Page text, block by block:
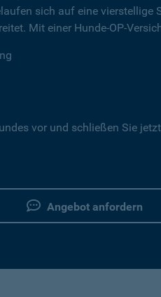
sich auf eine vierstellige
Mit einer Hunde-OP-
vor und schließen Sie
Angebot anfordern